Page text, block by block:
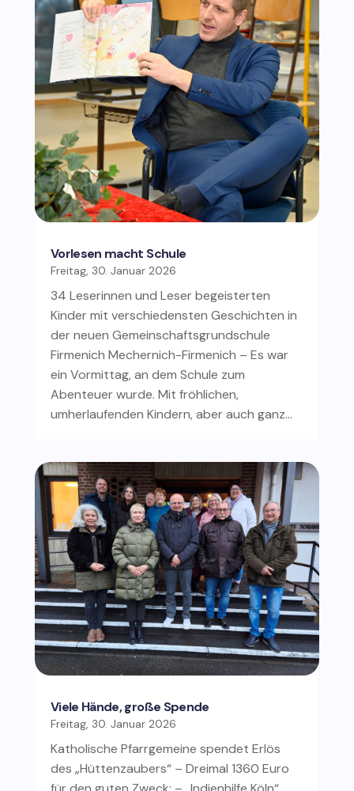
Vorlesen macht Schule
Freitag, 30. Januar 2026
34 Leserinnen und Leser begeisterten
Kinder mit verschiedensten Geschichten in
der neuen Gemeinschaftsgrundschule
Firmenich Mechernich-Firmenich – Es war
ein Vormittag, an dem Schule zum
Abenteuer wurde. Mit fröhlichen,
umherlaufenden Kindern, aber auch ganz…
Viele Hände, große Spende
Freitag, 30. Januar 2026
Katholische Pfarrgemeine spendet Erlös
des „Hüttenzaubers“ – Dreimal 1360 Euro